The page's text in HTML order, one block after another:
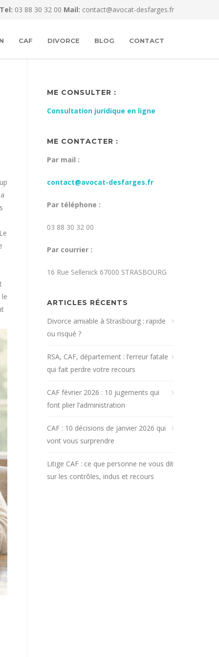
Tel: 03 88 30 32 00 Mail: contact@avocat-desfarges.fr
CAF DIVORCE BLOG CONTACT
le
ME CONSULTER :
Consultation juridique en ligne
ME CONTACTER :
Par mail :
contact@avocat-desfarges.fr
Par téléphone :
03 88 30 32 00
Par courrier :
16 Rue Sellenick 67000 STRASBOURG
ARTICLES RÉCENTS
Divorce amiable à Strasbourg : rapide
ou risqué ?
RSA, CAF, département : l’erreur fatale
qui fait perdre votre recours
CAF février 2026 : 10 jugements qui
font plier l’administration
CAF : 10 décisions de janvier 2026 qui
vont vous surprendre
Litige CAF : ce que personne ne vous dit
sur les contrôles, indus et recours